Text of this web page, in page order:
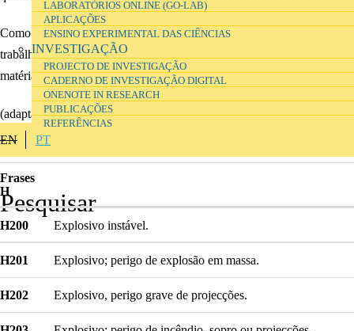
LABORATÓRIOS ONLINE (GO-LAB)
APLICAÇÕES
ENSINO EXPERIMENTAL DAS CIÊNCIAS
INVESTIGAÇÃO
PROJECTO DE INVESTIGAÇÃO
CADERNO DE INVESTIGAÇÃO DIGITAL
ONENOTE IN RESEARCH
PUBLICAÇÕES
REFERÊNCIAS
EN PT
Como professor, ao abrigo da legislação relativa à proteção dos
trabalhadores, pode solicitar ao seu empregador formação nesta
matéria.
(adaptado de ECHA, 2016,https://echa.europa.eu/use-chemicals-
safely-at-work/read-the-safety-data-sheets
Frases
H
H200 Explosivo instável.
H201 Explosivo; perigo de explosão em massa.
H202 Explosivo, perigo grave de projecções.